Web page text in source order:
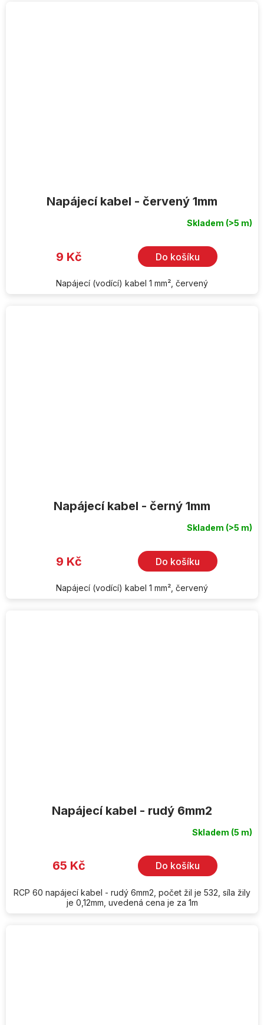
Napájecí kabel - červený 1mm
Skladem (>5 m)
9 Kč Do košíku
Napájecí (vodící) kabel 1 mm², červený
Napájecí kabel - černý 1mm
Skladem (>5 m)
9 Kč Do košíku
Napájecí (vodící) kabel 1 mm², červený
Napájecí kabel - rudý 6mm2
Skladem (5 m)
65 Kč Do košíku
RCP 60 napájecí kabel - rudý 6mm2, počet žil je 532, síla žily
je 0,12mm, uvedená cena je za 1m